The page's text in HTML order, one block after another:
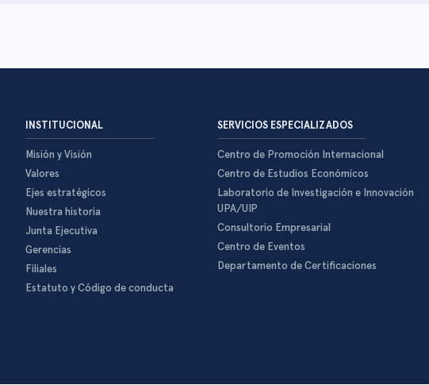
INSTITUCIONAL
Misión y Visión
Valores
Ejes estratégicos
Nuestra historia
Junta Ejecutiva
Gerencias
Filiales
Estatuto y Código de conducta
SERVICIOS ESPECIALIZADOS
Centro de Promoción Internacional
Centro de Estudios Económicos
Laboratorio de Investigación e Innovación
UPA/UIP
Consultorio Empresarial
Centro de Eventos
Departamento de Certificaciones